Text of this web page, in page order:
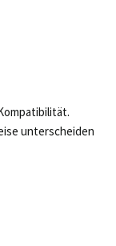
unterscheiden